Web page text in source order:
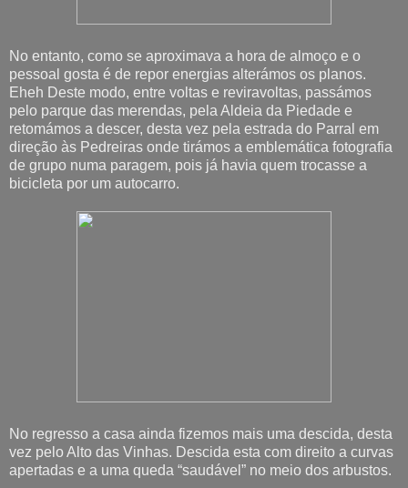
No entanto, como se aproximava a hora de almoço e o
pessoal gosta é de repor energias alterámos os planos.
Eheh Deste modo, entre voltas e reviravoltas, passámos
pelo parque das merendas, pela Aldeia da Piedade e
retomámos a descer, desta vez pela estrada do Parral em
direção às Pedreiras onde tirámos a emblemática fotografia
de grupo numa paragem, pois já havia quem trocasse a
bicicleta por um autocarro.
No regresso a casa ainda fizemos mais uma descida, desta
vez pelo Alto das Vinhas. Descida esta com direito a curvas
apertadas e a uma queda “saudável” no meio dos arbustos.